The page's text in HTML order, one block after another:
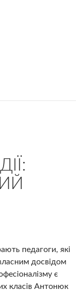
педагоги, які
досвідом
є
класів Антонюк